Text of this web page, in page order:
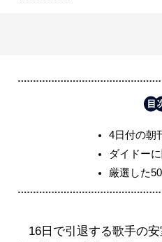
4日付の朝
ダイドー
厳選した
16日で引退する歌手の